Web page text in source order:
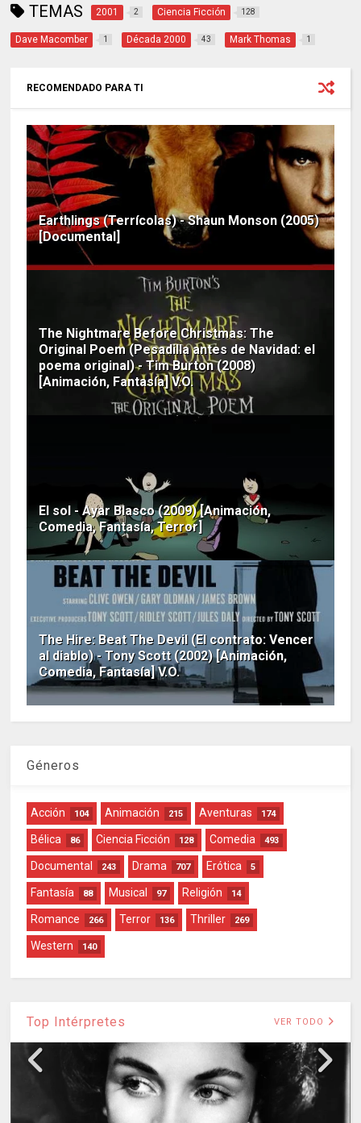
TEMAS 2001 2 Ciencia Ficción 128
Dave Macomber 1 Década 2000 43 Mark Thomas 1
RECOMENDADO PARA TI
Earthlings (Terrícolas) - Shaun Monson (2005)
[Documental]
The Nightmare Before Christmas: The
Original Poem (Pesadilla antes de Navidad: el
poema original) - Tim Burton (2008)
[Animación, Fantasía] V.O.
El sol - Ayar Blasco (2009) [Animación,
Comedia, Fantasía, Terror]
The Hire: Beat The Devil (El contrato: Vencer
al diablo) - Tony Scott (2002) [Animación,
Comedia, Fantasía] V.O.
Géneros
Acción 104 Animación 215 Aventuras 174
Bélica 86 Ciencia Ficción 128 Comedia 493
Documental 243 Drama 707 Erótica 5
Fantasía 88 Musical 97 Religión 14
Romance 266 Terror 136 Thriller 269
Western 140
Top Intérpretes VER TODO